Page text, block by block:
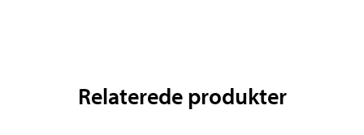
Relaterede produkter